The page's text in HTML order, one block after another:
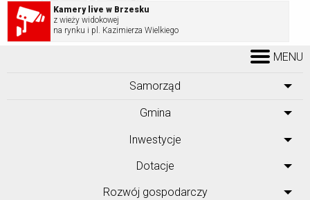
Kamery live w Brzesku
z wieży widokowej
na rynku i pl. Kazimierza Wielkiego
MENU
Samorząd
Gmina
Inwestycje
Dotacje
Rozwój gospodarczy